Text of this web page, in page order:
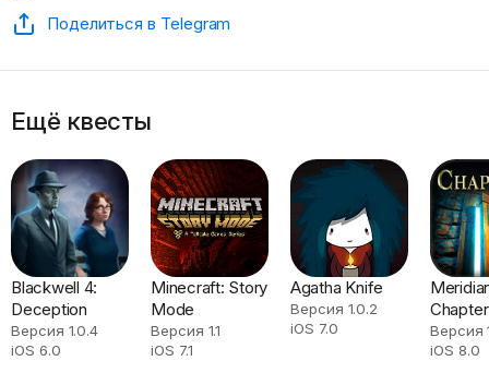
Поделиться в Telegram
Ещё квесты
Blackwell 4:
Deception
Версия 1.0.4
iOS 6.0
Minecraft: Story
Mode
Версия 1.1
iOS 7.1
Agatha Knife
Версия 1.0.2
iOS 7.0
Chapter
Версия
iOS 8.0